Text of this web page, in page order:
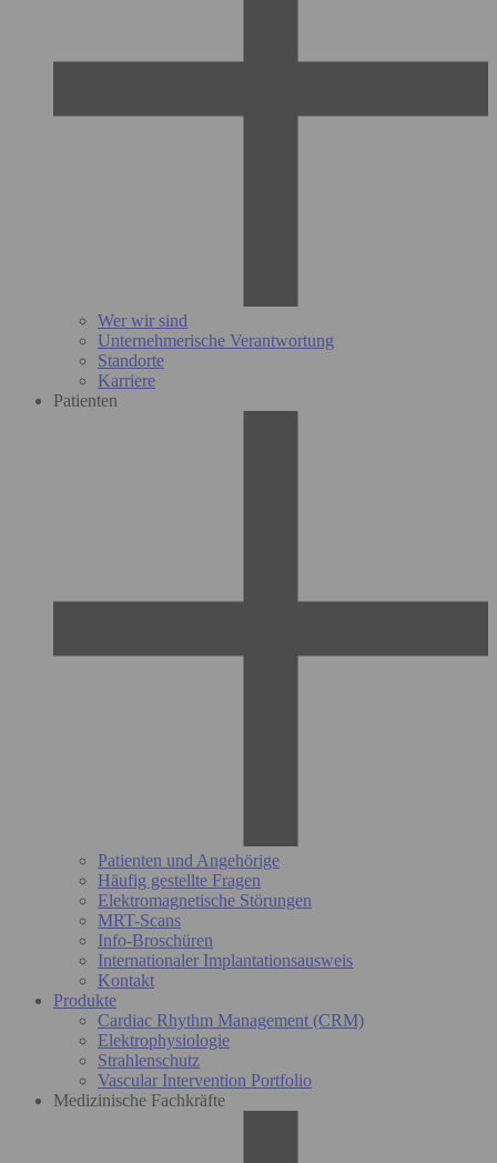
Wer wir sind
Unternehmerische Verantwortung
Standorte
Karriere
Patienten
Patienten und Angehörige
Häufig gestellte Fragen
Elektromagnetische Störungen
MRT-Scans
Info-Broschüren
Internationaler Implantationsausweis
Kontakt
Produkte
Cardiac Rhythm Management (CRM)
Elektrophysiologie
Strahlenschutz
Vascular Intervention Portfolio
Medizinische Fachkräfte